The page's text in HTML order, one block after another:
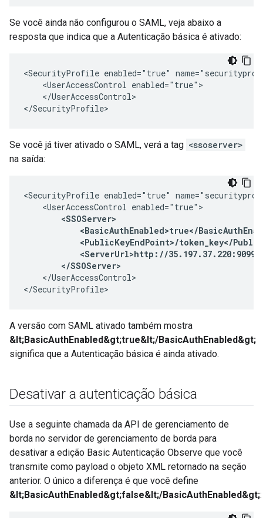
Se você ainda não configurou o SAML, veja abaixo a
resposta que indica que a Autenticação básica é ativado:
<SecurityProfile enabled="true"
    <UserAccessControl enabled="true">
    </UserAccessControl>
</SecurityProfile>
Se você já tiver ativado o SAML, verá a tag <ssoserver>
na saída:
<SecurityProfile enabled="true"
    <UserAccessControl enabled="true">
<SSOServer>
<BasicAuthEnabled>true</
<PublicKeyEndPoint>/token_key</
<ServerUrl>http://
        </SSOServer>
    </UserAccessControl>
</SecurityProfile>
A versão com SAML ativado também mostra
&lt;BasicAuthEnabled&gt;true&lt;/BasicAuthEnabled&gt;
significa que a Autenticação básica é ainda ativado.
Desativar a autenticação básica
Use a seguinte chamada da API de gerenciamento de
borda no servidor de gerenciamento de borda para
desativar a edição Basic Autenticação Observe que você
transmite como payload o objeto XML retornado na seção
anterior. O único a diferença é que você define
&lt;BasicAuthEnabled&gt;false&lt;/BasicAuthEnabled&gt;: